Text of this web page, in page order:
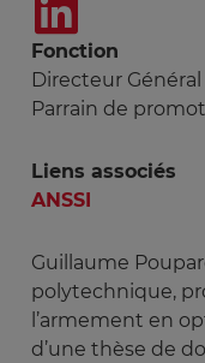
Fonction
Directeur Général
Parrain de
Liens associés
ANSSI
Guillaume
polytechnique,
l’armement en
d’une thèse de